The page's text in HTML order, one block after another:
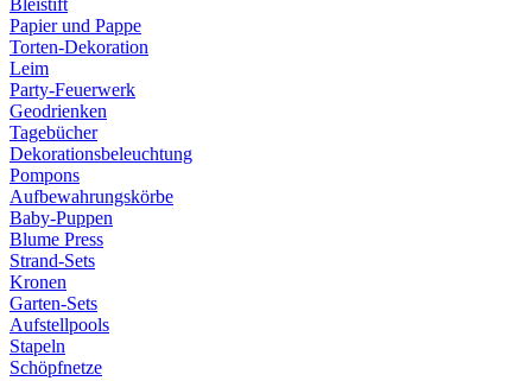
Bleistift
Papier und Pappe
Torten-Dekoration
Leim
Party-Feuerwerk
Geodrienken
Tagebücher
Dekorationsbeleuchtung
Pompons
Aufbewahrungskörbe
Baby-Puppen
Blume Press
Strand-Sets
Kronen
Garten-Sets
Aufstellpools
Stapeln
Schöpfnetze